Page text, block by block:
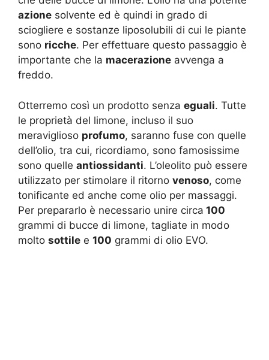
azione solvente ed è quindi in grado di
sciogliere e sostanze liposolubili di cui le piante
sono ricche. Per effettuare questo passaggio è
importante che la macerazione avvenga a
freddo.
Otterremo così un prodotto senza eguali. Tutte
le proprietà del limone, incluso il suo
meraviglioso profumo, saranno fuse con quelle
dell’olio, tra cui, ricordiamo, sono famosissime
sono quelle antiossidanti. L’oleolito può essere
utilizzato per stimolare il ritorno venoso, come
tonificante ed anche come olio per massaggi.
Per prepararlo è necessario unire circa 100
grammi di bucce di limone, tagliate in modo
molto sottile e 100 grammi di olio EVO.